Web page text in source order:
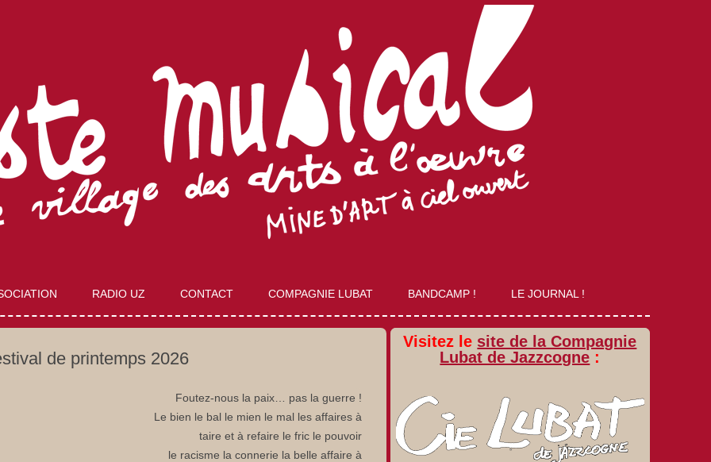
au
contenu
RADIO UZ CONTACT COMPAGNIE LUBAT BANDCAMP ! LE JOURNAL !
de printemps 2026
Foutez-nous la paix… pas la guerre !
Le bien le bal le mien le mal les affaires à
taire et à refaire le fric le pouvoir
le racisme la connerie la belle affaire à
Visitez le site de la Compagnie
Lubat de Jazzcogne :